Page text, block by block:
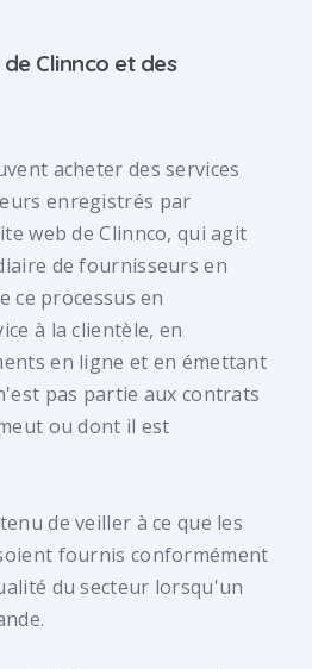
Clinnco et des
acheter des services
enregistrés par
web de Clinnco, qui agit
de fournisseurs en
ce processus en
à la clientèle, en
en ligne et en émettant
pas partie aux contrats
ou dont il est
de veiller à ce que les
fournis conformément
du secteur lorsqu'un